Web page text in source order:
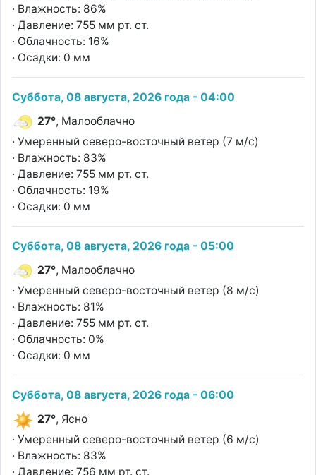
· Влажность: 86%
· Давление: 755 мм рт. ст.
· Облачность: 16%
· Осадки: 0 мм
Суббота, 08 августа, 2026 года - 04:00
27°, Малооблачно
· Умеренный северо-восточный ветер (7 м/с)
· Влажность: 83%
· Давление: 755 мм рт. ст.
· Облачность: 19%
· Осадки: 0 мм
Суббота, 08 августа, 2026 года - 05:00
27°, Малооблачно
· Умеренный северо-восточный ветер (8 м/с)
· Влажность: 81%
· Давление: 755 мм рт. ст.
· Облачность: 0%
· Осадки: 0 мм
Суббота, 08 августа, 2026 года - 06:00
27°, Ясно
· Умеренный северо-восточный ветер (6 м/с)
· Влажность: 83%
· Давление: 756 мм рт. ст.